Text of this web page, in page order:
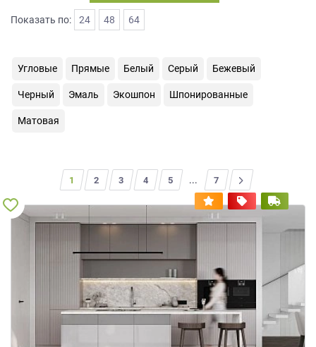
Показать по: 24 48 64
Угловые Прямые Белый Серый Бежевый
Черный Эмаль Экошпон Шпонированные
Матовая
1 2 3 4 5 ... 7
>
обработку
Согласие
метрическими
программами
в
порядке
персональных